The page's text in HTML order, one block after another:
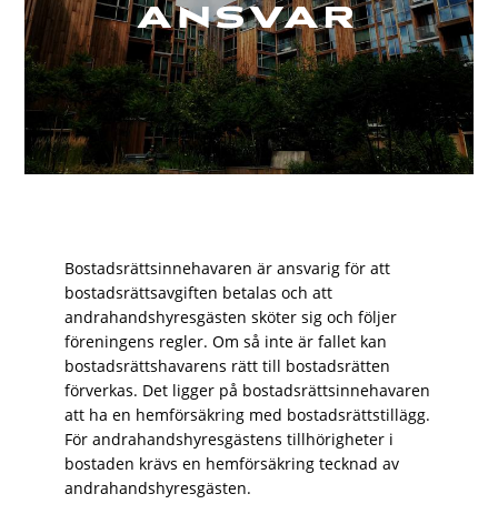
ANSVAR
Bostadsrättsinnehavaren är ansvarig för att
bostadsrättsavgiften betalas och att
andrahandshyresgästen sköter sig och följer
föreningens regler. Om så inte är fallet kan
bostadsrättshavarens rätt till bostadsrätten
förverkas. Det ligger på bostadsrättsinnehavaren
att ha en hemförsäkring med bostadsrättstillägg.
För andrahandshyresgästens tillhörigheter i
bostaden krävs en hemförsäkring tecknad av
andrahandshyresgästen.